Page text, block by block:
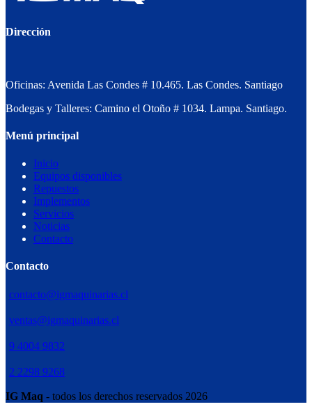
Dirección
Oficinas: Avenida Las Condes # 10.465. Las Condes. Santiago
Bodegas y Talleres: Camino el Otoño # 1034. Lampa. Santiago.
Menú principal
Inicio
Equipos disponibles
Repuestos
Implementos
Servicios
Noticias
Contacto
Contacto
contacto@igmaquinarias.cl
ventas@igmaquinarias.cl
9 4004 9832
2 2298 9268
IG Maq - todos los derechos reservados 2026